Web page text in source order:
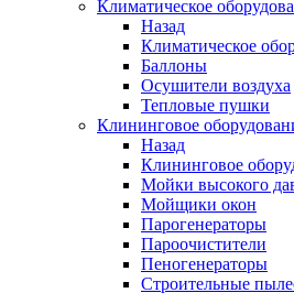
Климатическое
Назад
Климатическое
Баллоны
Осушители воздуха
Тепловые пушки
Клининговое
Назад
Клининговое
Мойки высокого
Мойщики окон
Парогенераторы
Пароочистители
Пеногенераторы
Строительные